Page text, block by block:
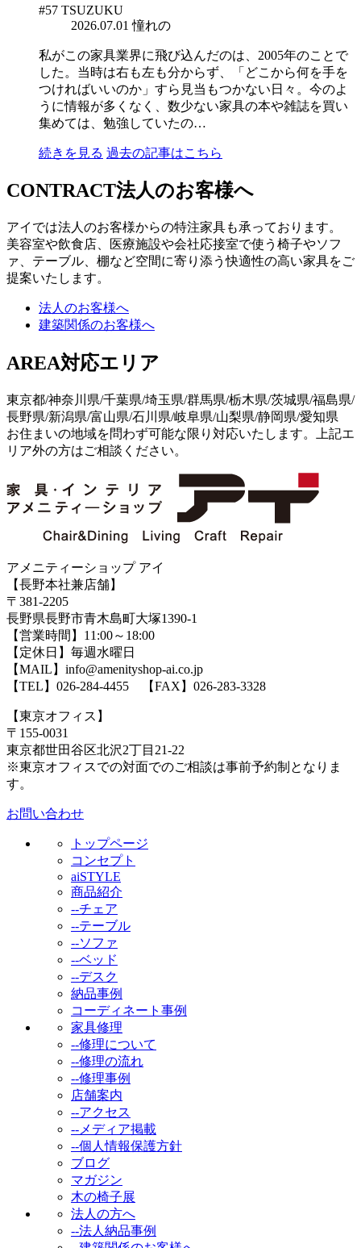
#57 TSUZUKU
2026.07.01 憧れの
私がこの家具業界に飛び込んだのは、2005年のことで
した。当時は右も左も分からず、「どこから何を手を
つければいいのか」すら見当もつかない日々。今のよ
うに情報が多くなく、数少ない家具の本や雑誌を買い
集めては、勉強していたの…
続きを見る 過去の記事はこちら
CONTRACT法人のお客様へ
アイでは法人のお客様からの特注家具も承っております。
美容室や飲食店、医療施設や会社応接室で使う椅子やソフ
ァ、テーブル、棚など空間に寄り添う快適性の高い家具をご
提案いたします。
法人のお客様へ
建築関係のお客様へ
AREA対応エリア
東京都/神奈川県/千葉県/埼玉県/群馬県/栃木県/茨城県/福島県/
長野県/新潟県/富山県/石川県/岐阜県/山梨県/静岡県/愛知県
お住まいの地域を問わず可能な限り対応いたします。上記エ
リア外の方はご相談ください。
アメニティーショップ アイ
【長野本社兼店舗】
〒381-2205
長野県長野市青木島町大塚1390-1
【営業時間】11:00～18:00
【定休日】毎週水曜日
【MAIL】info@amenityshop-ai.co.jp
【TEL】 026-284-4455 【FAX】026-283-3328
【東京オフィス】
〒155-0031
東京都世田谷区北沢2丁目21-22
※東京オフィスでの対面でのご相談は事前予約制となりま
す。
お問い合わせ
トップページ
コンセプト
aiSTYLE
商品紹介
--チェア
--テーブル
--ソファ
--ベッド
--デスク
納品事例
コーディネート事例
家具修理
--修理について
--修理の流れ
--修理事例
店舗案内
--アクセス
--メディア掲載
--個人情報保護方針
ブログ
マガジン
木の椅子展
法人の方へ
--法人納品事例